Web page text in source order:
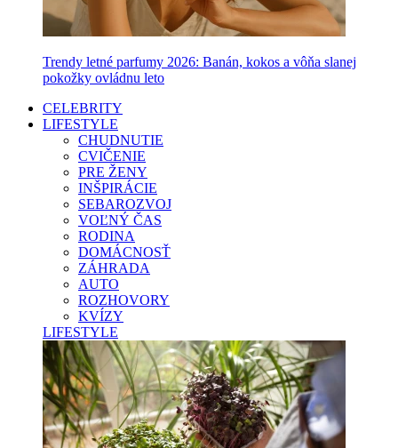
Trendy letné parfumy 2026: Banán, kokos a vôňa slanej
pokožky ovládnu leto
CELEBRITY
LIFESTYLE
CHUDNUTIE
CVIČENIE
PRE ŽENY
INŠPIRÁCIE
SEBAROZVOJ
VOĽNÝ ČAS
RODINA
DOMÁCNOSŤ
ZÁHRADA
AUTO
ROZHOVORY
KVÍZY
LIFESTYLE